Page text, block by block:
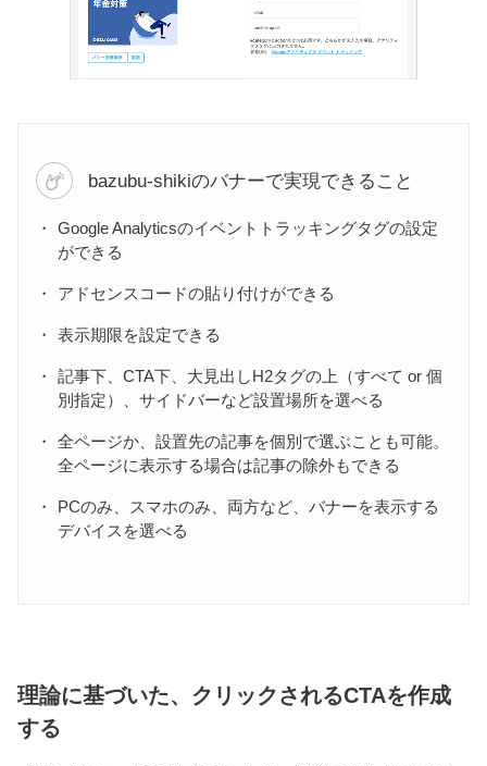
bazubu-shikiのバナーで実現できること
Google Analyticsのイベントトラッキングタグの設定
ができる
アドセンスコードの貼り付けができる
表示期限を設定できる
記事下、CTA下、大見出しH2タグの上（すべて or 個
別指定）、サイドバーなど設置場所を選べる
全ページか、設置先の記事を個別で選ぶことも可能。
全ページに表示する場合は記事の除外もできる
PCのみ、スマホのみ、両方など、バナーを表示する
デバイスを選べる
理論に基づいた、クリックされるCTAを作成
する